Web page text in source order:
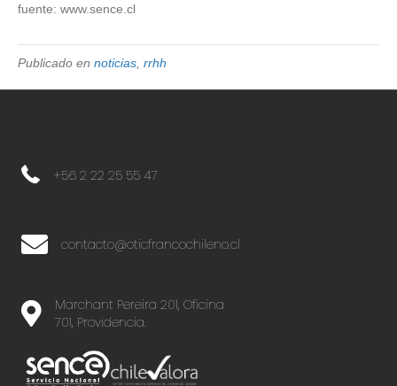
fuente: www.sence.cl
Publicado en noticias rrhh
+56 2 22 25 55 47
+56 2 22 25 55 47
contacto@oticfrancochileno.cl
Marchant Pereira 201, Oficina
701, Providencia.